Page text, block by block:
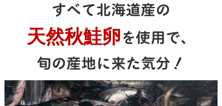
すべて北海道産の
天然秋鮭卵 を使用で、
旬の産地に来た気分！